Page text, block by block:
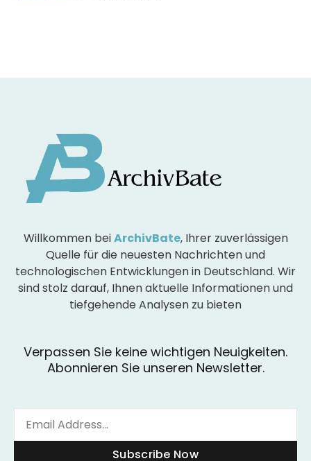
Willkommen beiArchivBate, Ihrer zuverlässigen
Quelle für die neuesten Nachrichten und
technologischen Entwicklungen in Deutschland. Wir
sind stolz darauf, Ihnen aktuelle Informationen und
tiefgehende Analysen zu bieten
Verpassen Sie keine wichtigen Neuigkeiten.
Abonnieren Sie unseren Newsletter.
Subscribe Now